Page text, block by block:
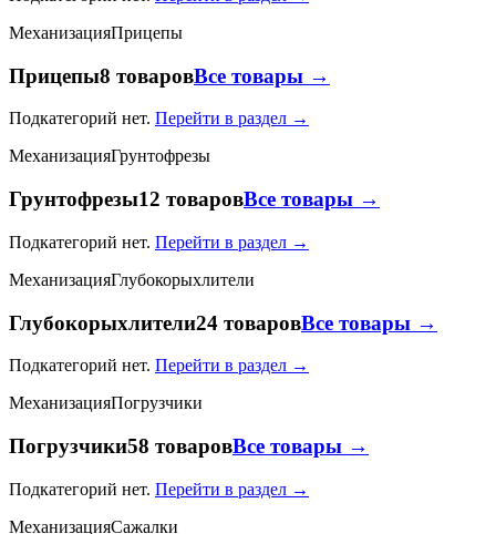
МеханизацияПрицепы
Прицепы8 товаровВсе товары →
Подкатегорий нет. Перейти в раздел →
МеханизацияГрунтофрезы
Грунтофрезы12 товаровВсе товары →
Подкатегорий нет. Перейти в раздел →
МеханизацияГлубокорыхлители
Глубокорыхлители24 товаровВсе товары →
Подкатегорий нет. Перейти в раздел →
МеханизацияПогрузчики
Погрузчики58 товаровВсе товары →
Подкатегорий нет. Перейти в раздел →
МеханизацияСажалки